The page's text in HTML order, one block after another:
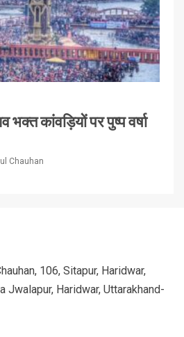
भक्त कांवड़ियों पर पुष्प वर्षा
Chauhan
106, Sitapur, Haridwar,
Jwalapur, Haridwar, Uttarakhand-